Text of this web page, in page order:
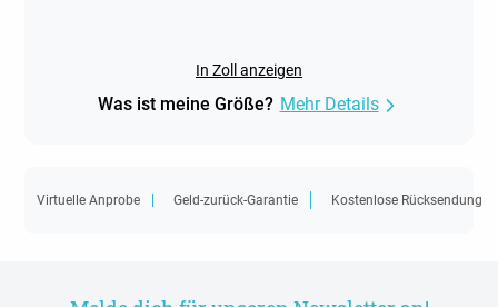
In Zoll anzeigen
Was ist meine Größe? Mehr Details
Virtuelle Anprobe Geld-zurück-Garantie Kostenlose Rücksendung